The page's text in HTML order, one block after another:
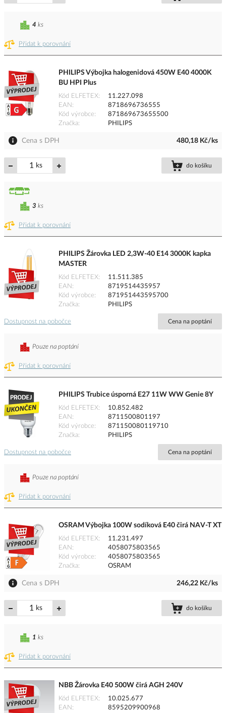
Přidat k porovnání
4 ks
PHILIPS Výbojka halogenidová 450W E40 4000K
BU HPI Plus
Kód ELFETEX
11.227.098
EAN
8718696736555
Kód výrobce
871869673655500
Značka
PHILIPS
Cena s DPH 480,18 Kč/ks
ks do košíku
Přidat k porovnání
3 ks
PHILIPS Žárovka LED 2,3W-40 E14 3000K kapka
MASTER
Kód ELFETEX
11.511.385
EAN
8719514435957
Kód výrobce
871951443595700
Značka
PHILIPS
Dostupnost na pobočce Cena na poptání
Přidat k porovnání
Pouze na poptání
PHILIPS Trubice úsporná E27 11W WW Genie 8Y
Kód ELFETEX
10.852.482
EAN
8711500801197
Kód výrobce
871150080119710
Značka
PHILIPS
Dostupnost na pobočce Cena na poptání
Přidat k porovnání
Pouze na poptání
OSRAM Výbojka 100W sodíková E40 čirá NAV-T XT
Kód ELFETEX
11.231.497
EAN
4058075803565
Kód výrobce
4058075803565
Značka
OSRAM
Cena s DPH 246,22 Kč/ks
ks do košíku
Přidat k porovnání
1 ks
NBB Žárovka E40 500W čirá AGH 240V
Kód ELFETEX
10.025.677
EAN
8595209900968